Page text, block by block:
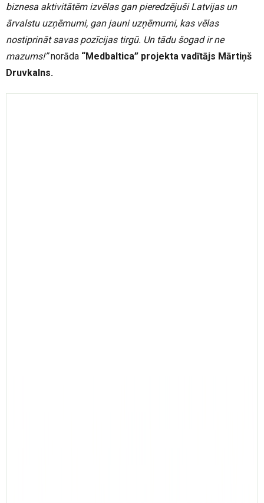
biznesa aktivitātēm izvēlas gan pieredzējuši Latvijas un
ārvalstu uzņēmumi, gan jauni uzņēmumi, kas vēlas
nostiprināt savas pozīcijas tirgū. Un tādu šogad ir ne
mazums!”norāda “Medbaltica” projekta vadītājs Mārtiņš
Druvkalns.